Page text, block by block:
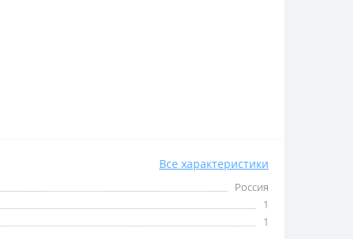
Все характеристики
Россия
1
1